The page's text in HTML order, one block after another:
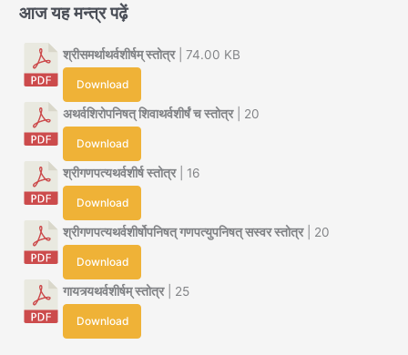
आज यह मन्त्र पढ़ें
श्रीसमर्थाथर्वशीर्षम् स्तोत्र| 74.00 KB
Download
अथर्वशिरोपनिषत् शिवाथर्वशीर्षं च स्तोत्र| 20
Download
श्रीगणपत्यथर्वशीर्ष स्तोत्र| 16
Download
श्रीगणपत्यथर्वशीर्षोपनिषत् गणपत्युपनिषत् सस्वर स्तोत्र| 20
Download
गायत्र्यथर्वशीर्षम् स्तोत्र| 25
Download